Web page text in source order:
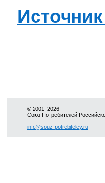
© 2001–2026
Союз Потребителей
info@souz-potrebiteley.ru